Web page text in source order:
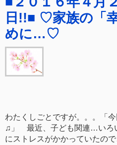
日!!■ ♡家族の「
めに…♡
わたくしごとですが。。。「
♫」 最近、子ども関連…いろ
にストレスがかかっていたの